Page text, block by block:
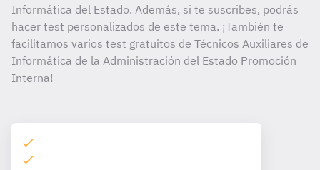
Informática del Estado. Además, si te suscribes, podrás
hacer test personalizados de este tema. ¡También te
facilitamos varios test gratuitos de Técnicos Auxiliares de
Informática de la Administración del Estado Promoción
Interna!